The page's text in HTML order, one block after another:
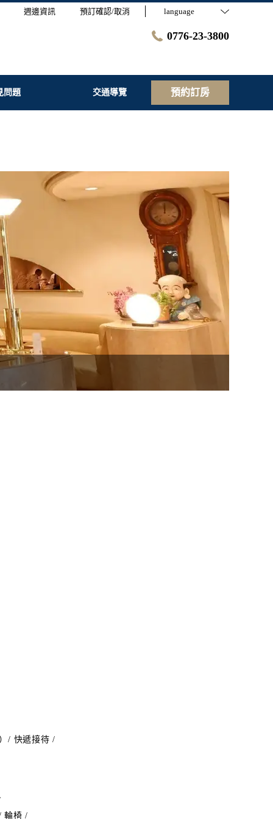
週邊資訊 預訂確認/取消 language
0776-23-3800
問題 交通導覽 預約訂房
/ 快遞接待 /
輪椅 /